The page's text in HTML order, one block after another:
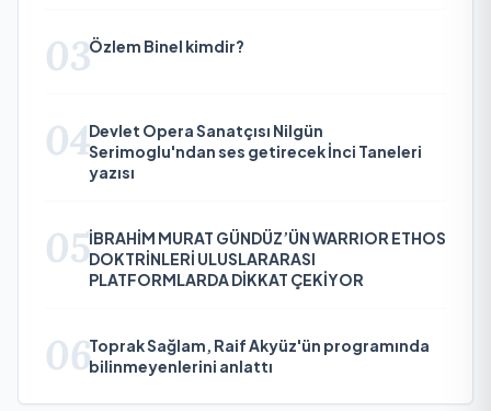
03Özlem Binel kimdir?
04Devlet Opera Sanatçısı Nilgün
Serimoglu'ndan ses getirecek İnci Taneleri
yazısı
05İBRAHİM MURAT GÜNDÜZ’ÜN WARRIOR ETHOS
DOKTRİNLERİ ULUSLARARASI
PLATFORMLARDA DİKKAT ÇEKİYOR
06Toprak Sağlam, Raif Akyüz'ün programında
bilinmeyenlerini anlattı